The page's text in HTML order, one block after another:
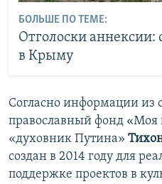
БОЛЬШЕ ПО ТЕМЕ:
Отголоски аннексии:
в Крыму
Согласно информации из
православный фонд «Моя
«духовник Путина»
создан в 2014 году для
поддержке проектов в